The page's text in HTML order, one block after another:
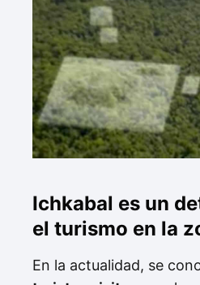
Ichkabal es un
el turismo en la
En la actualidad, se